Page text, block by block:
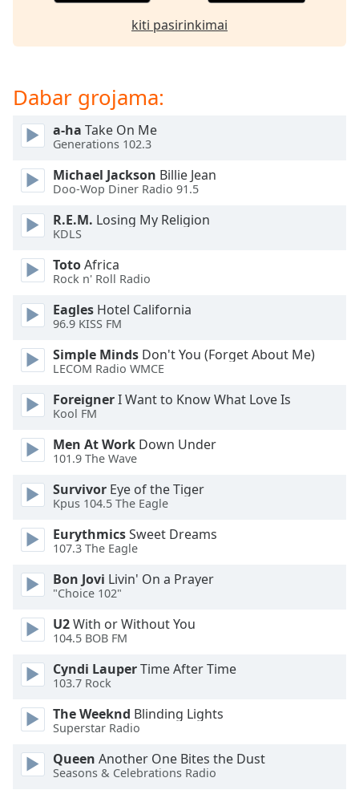
opens
dialog
off
selected
Audio
Track
Picture-
in-
Fullscreen
This
window.
Beginning
window.
Escape
cancel
close
window.
Color
Opacity
Background
Color
kiti pasirinkimai
Dabar grojama:
a-ha Take On Me
Generations 102.3
Michael Jackson Billie Jean
Doo-Wop Diner Radio 91.5
R.E.M. Losing My Religion
KDLS
TotoAfrica
Rock n' Roll Radio
Eagles Hotel California
96.9 KISS FM
Simple Minds Don't You (Forget About Me)
LECOM Radio WMCE
ForeignerI Want to Know What Love Is
Kool FM
Men At Work Down Under
101.9 The Wave
Survivor Eye of the Tiger
Kpus 104.5 The Eagle
EurythmicsSweet Dreams
107.3 The Eagle
Bon Jovi Livin' On a Prayer
"Choice 102"
U2With or Without You
104.5 BOB FM
Cyndi LauperTime After Time
103.7 Rock
The Weeknd Blinding Lights
Superstar Radio
Queen Another One Bites the Dust
Seasons & Celebrations Radio